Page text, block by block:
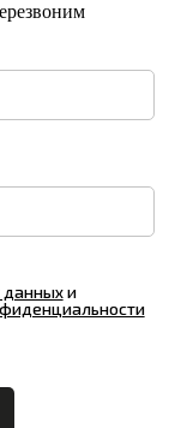
данныхи